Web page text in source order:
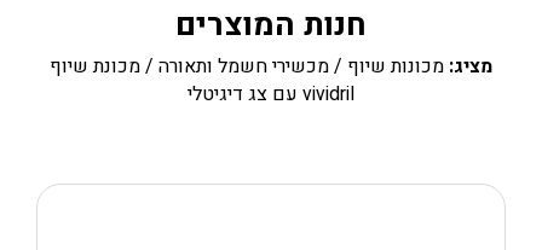
חנות המוצרים
מציג: מכונות שיוף /מכשירי חשמל ותאורה / מכונת שיוף
vividril עם צג דיגיטלי